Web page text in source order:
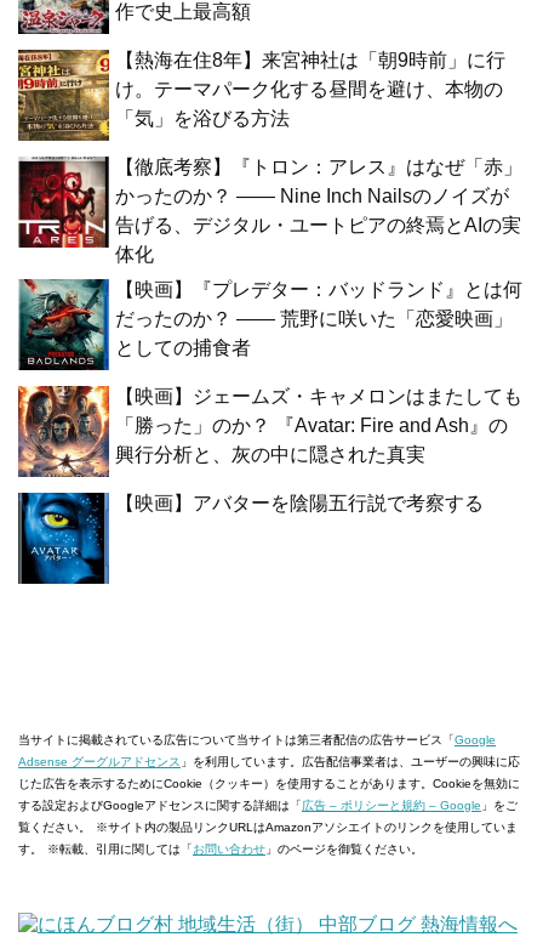
作で史上最高額
【熱海在住8年】来宮神社は「朝9時前」に行
け。テーマパーク化する昼間を避け、本物の
「気」を浴びる方法
【徹底考察】『トロン：アレス』はなぜ「赤」
かったのか？ —— Nine Inch Nailsのノイズが
告げる、デジタル・ユートピアの終焉とAIの実
体化
【映画】『プレデター：バッドランド』とは何
だったのか？ —— 荒野に咲いた「恋愛映画」
としての捕食者
【映画】ジェームズ・キャメロンはまたしても
「勝った」のか？ 『Avatar: Fire and Ash』の
興行分析と、灰の中に隠された真実
【映画】アバターを陰陽五行説で考察する
当サイトに掲載されている広告について当サイトは第三者配信の広告サービス「Google
Adsense グーグルアドセンス 」を利用しています。広告配信事業者は、ユーザーの興味に応
じた広告を表示するためにCookie（クッキー）を使用することがあります。Cookieを無効に
する設定およびGoogleアドセンスに関する詳細は「広告 – ポリシーと規約 – Google 」をご
覧ください。
※サイト内の製品リンクURLはAmazonアソシエイトのリンクを使用していま
す。
※転載、引用に関しては「お問い合わせ 」のページを御覧ください。